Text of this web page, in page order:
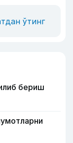
ўтинг
бериш